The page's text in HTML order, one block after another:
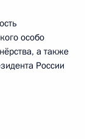
особо
а также
России